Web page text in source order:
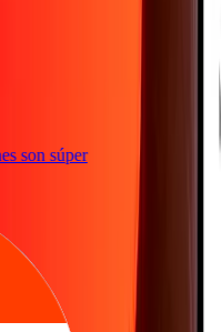
son súper